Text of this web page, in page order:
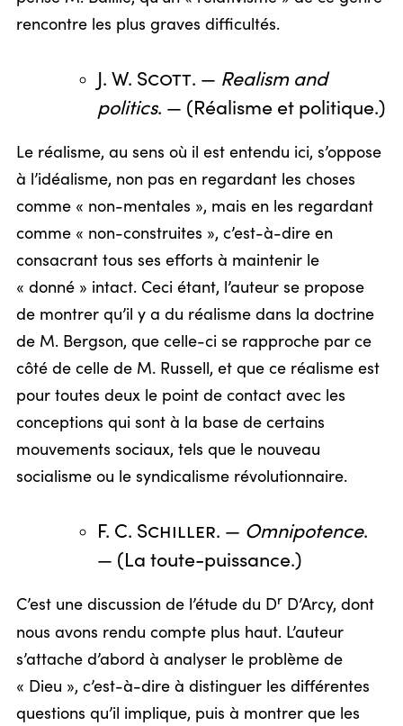
rencontre les plus graves difficultés.
J. W. Scott. — Realism and
politics. — (Réalisme et politique.)
Le réalisme, au sens où il est entendu ici, s’oppose
à l’idéalisme, non pas en regardant les choses
comme « non-mentales », mais en les regardant
comme « non-construites », c’est-à-dire en
consacrant tous ses efforts à maintenir le
« donné » intact. Ceci étant, l’auteur se propose
de montrer qu’il y a du réalisme dans la doctrine
de M. Bergson, que celle-ci se rapproche par ce
côté de celle de M. Russell, et que ce réalisme est
pour toutes deux le point de contact avec les
conceptions qui sont à la base de certains
mouvements sociaux, tels que le nouveau
socialisme ou le syndicalisme révolutionnaire.
F. C. Schiller. — Omnipotence.
— (La toute-puissance.)
C’est une discussion de l’étude du Dr D’Arcy, dont
nous avons rendu compte plus haut. L’auteur
s’attache d’abord à analyser le problème de
« Dieu », c’est-à-dire à distinguer les différentes
questions qu’il implique, puis à montrer que les